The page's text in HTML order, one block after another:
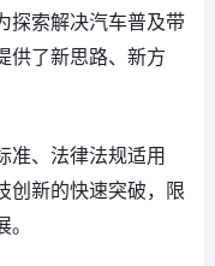
探索解决汽车普及带
供了新思路、新方
准、法律法规适用
创新的快速突破，限